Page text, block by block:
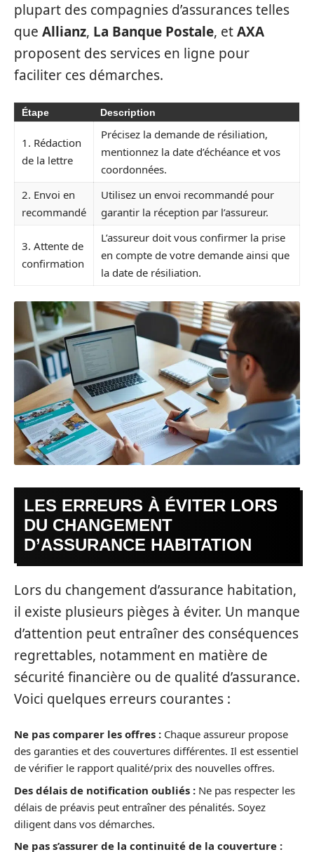
plupart des compagnies d’assurances telles
que Allianz, La Banque Postale, etAXA
proposent des services en ligne pour
faciliter ces démarches.
Étape Description
1. Rédaction
de la lettre
Précisez la demande de résiliation,
mentionnez la date d’échéance et vos
coordonnées.
2. Envoi en
recommandé
Utilisez un envoi recommandé pour
garantir la réception par l’assureur.
3. Attente de
confirmation
L’assureur doit vous confirmer la prise
en compte de votre demande ainsi que
la date de résiliation.
LES ERREURS À ÉVITER LORS
DU CHANGEMENT
D’ASSURANCE HABITATION
Lors du changement d’assurance habitation,
il existe plusieurs pièges à éviter. Un manque
d’attention peut entraîner des conséquences
regrettables, notamment en matière de
sécurité financière ou de qualité d’assurance.
Voici quelques erreurs courantes :
Ne pas comparer les offres : Chaque assureur propose
des garanties et des couvertures différentes. Il est essentiel
de vérifier le rapport qualité/prix des nouvelles offres.
Des délais de notification oubliés : Ne pas respecter les
délais de préavis peut entraîner des pénalités. Soyez
diligent dans vos démarches.
Ne pas s’assurer de la continuité de la couverture :